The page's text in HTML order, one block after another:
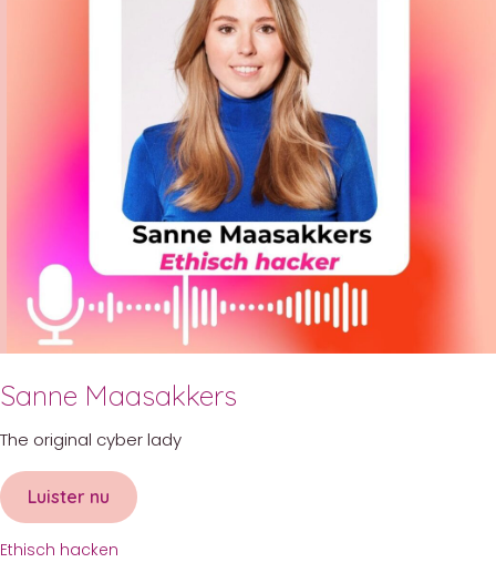
Sanne Maasakkers
The original cyber lady
Luister nu about Sanne Maasakkers
Ethisch hacken